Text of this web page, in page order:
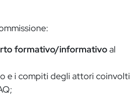
formativo/informativoal
e i compiti degli attori coinvolti